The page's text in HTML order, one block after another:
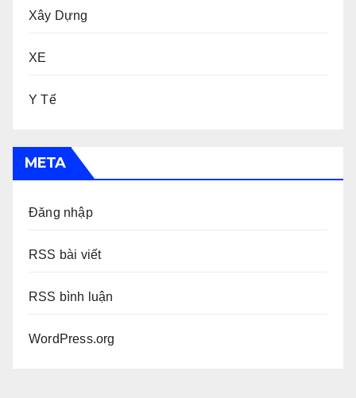
Xây Dựng
XE
Y Tế
META
Đăng nhập
RSS bài viết
RSS bình luận
WordPress.org